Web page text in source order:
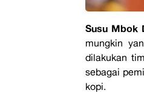
Susu Mbok
mungkin
dilakukan
sebagai
kopi.